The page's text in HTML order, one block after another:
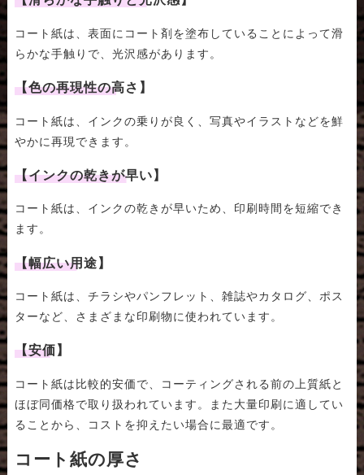
コート紙は、表面にコート剤を塗布していることによって滑
らかな手触りで、光沢感があります。
【色の再現性の高さ】
コート紙は、インクの乗りが良く、写真やイラストなどを鮮
やかに再現できます。
【インクの乾きが早い】
コート紙は、インクの乾きが早いため、印刷時間を短縮でき
ます。
【幅広い用途】
コート紙は、チラシやパンフレット、雑誌やカタログ、ポス
ターなど、さまざまな印刷物に使われています。
【安価】
コート紙は比較的安価で、コーティングされる前の上質紙と
ほぼ同価格で取り扱われています。また大量印刷に適してい
ることから、コストを抑えたい場合に最適です。
コート紙の厚さ